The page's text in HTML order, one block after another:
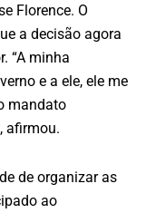
Florence. O
a decisão agora
“A minha
e a ele, ele me
mandato
afirmou.
de organizar as
ao